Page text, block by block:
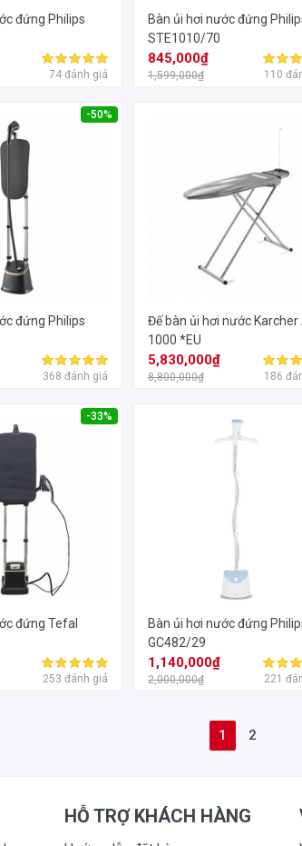
đứng Philips
74 đánh giá
Bàn ủi hơi nước đứng
STE1010/70
845,000₫
1,599,000₫ 110
-50%
đứng Philips
368 đánh giá
Đế bàn ủi hơi nước Karcher
1000 *EU
5,830,000₫
8,800,000₫ 186
-33%
đứng Tefal
253 đánh giá
Bàn ủi hơi nước đứng
GC482/29
1,140,000₫
2,000,000₫ 221
1 2
HỖ TRỢ KHÁCH HÀNG